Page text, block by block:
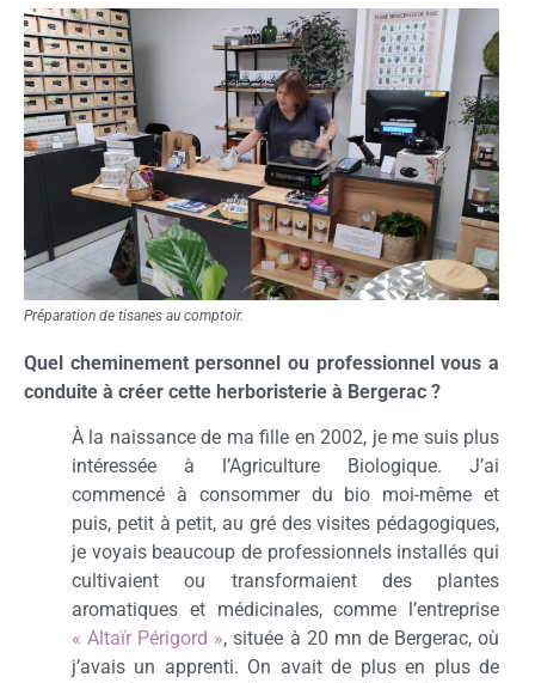
Préparation de tisanes au comptoir.
Quel cheminement personnel ou professionnel vous a
conduite à créer cette herboristerie à Bergerac ?
À la naissance de ma fille en 2002, je me suis plus
intéressée à l’Agriculture Biologique. J’ai
commencé à consommer du bio moi-même et
puis, petit à petit, au gré des visites pédagogiques,
je voyais beaucoup de professionnels installés qui
cultivaient ou transformaient des plantes
aromatiques et médicinales, comme l’entreprise
« Altaïr Périgord », située à 20 mn de Bergerac, où
j’avais un apprenti. On avait de plus en plus de